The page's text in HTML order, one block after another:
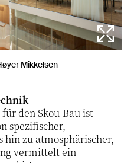
Mikkelsen
den Skou-Bau ist
spezifischer,
zu atmosphärischer,
vermittelt ein